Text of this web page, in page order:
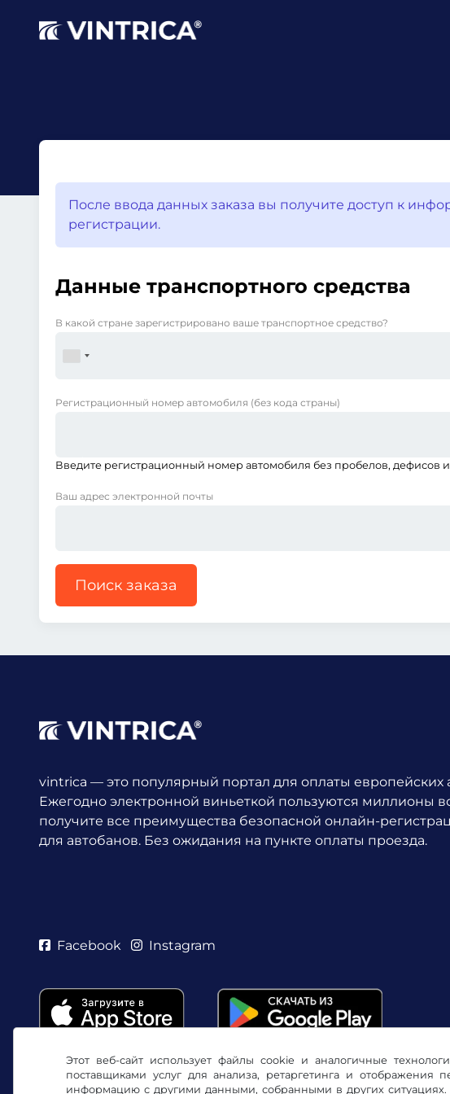
Этот веб-сайт использует файлы cookie и аналогичные
поставщиками услуг для анализа, ретаргетинга и отображения
информацию с другими данными, собранными в других
После ввода данных заказа вы получите доступ к
регистрации.
Данные транспортного средства
В какой стране зарегистрировано ваше транспортное средство?
Регистрационный номер автомобиля (без кода страны)
Введите регистрационный номер автомобиля без пробелов, дефисов и
Ваш адрес электронной почты
Поиск заказа
vintrica — это популярный портал для оплаты европейских
Ежегодно электронной виньеткой пользуются миллионы
получите все преимущества безопасной онлайн-
для автобанов. Без ожидания на пункте оплаты проезда.
Facebook Instagram